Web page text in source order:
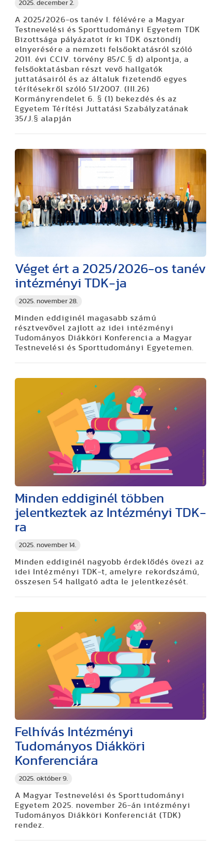
2025. december 2.
A 2025/2026-os tanév I. félévére a Magyar
Testnevelési és Sporttudományi Egyetem TDK
Bizottsága pályázatot ír ki TDK ösztöndíj
elnyerésére a nemzeti felsőoktatásról szóló
2011. évi CCIV. törvény 85/C.§ d) alpontja, a
felsőoktatásban részt vevő hallgatók
juttatásairól és az általuk fizetendő egyes
térítésekről szóló 51/2007. (III.26)
Kormányrendelet 6. § (1) bekezdés és az
Egyetem Térítési Juttatási Szabályzatának
35/J.§ alapján
2025. november 28.
Véget ért a 2025/2026-os tanév
intézményi TDK-ja
Minden eddiginél magasabb számú
résztvevővel zajlott az idei intézményi
Tudományos Diákköri Konferencia a Magyar
Testnevelési és Sporttudományi Egyetemen.
2025. november 14.
Minden eddiginél többen
jelentkeztek az Intézményi TDK-
ra
Minden eddiginél nagyobb érdeklődés övezi az
idei Intézményi TDK-t, amelyre rekordszámú,
összesen 54 hallgató adta le jelentkezését.
2025. október 9.
Felhívás Intézményi
Tudományos Diákköri
Konferenciára
A Magyar Testnevelési és Sporttudományi
Egyetem 2025. november 26-án intézményi
Tudományos Diákköri Konferenciát (TDK)
rendez.